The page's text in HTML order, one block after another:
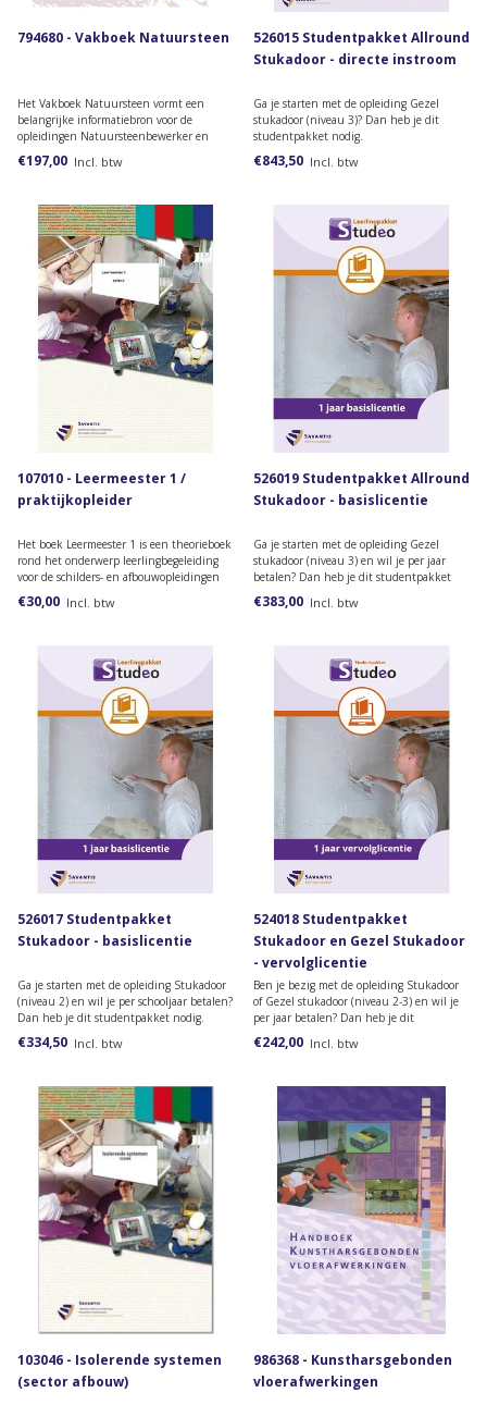
794680 - Vakboek Natuursteen
Het Vakboek Natuursteen vormt een
belangrijke informatiebron voor de
opleidingen Natuursteenbewerker en
Allround natuursteenbewerker. Daarnaast
is het een naslagwerk en inspiratiebron
€197,00 Incl. btw
526015 Studentpakket Allround
Stukadoor - directe instroom
Ga je starten met de opleiding Gezel
stukadoor (niveau 3)? Dan heb je dit
studentpakket nodig.
€843,50 Incl. btw
107010 - Leermeester 1 /
praktijkopleider
Het boek Leermeester 1 is een theorieboek
rond het onderwerp leerlingbegeleiding
voor de schilders- en afbouwopleidingen
vanaf niveau 3.
€30,00 Incl. btw
526019 Studentpakket Allround
Stukadoor - basislicentie
Ga je starten met de opleiding Gezel
stukadoor (niveau 3) en wil je per jaar
betalen? Dan heb je dit studentpakket
nodig.
€383,00 Incl. btw
526017 Studentpakket
Stukadoor - basislicentie
Ga je starten met de opleiding Stukadoor
(niveau 2) en wil je per schooljaar betalen?
Dan heb je dit studentpakket nodig.
€334,50 Incl. btw
524018 Studentpakket
Stukadoor en Gezel Stukadoor
- vervolglicentie
Ben je bezig met de opleiding Stukadoor
of Gezel stukadoor (niveau 2-3) en wil je
per jaar betalen? Dan heb je dit
studentpakket nodig. Dit is de
vervolglicentie voor 1 jaar.
€242,00 Incl. btw
103046 - Isolerende systemen
(sector afbouw)
986368 - Kunstharsgebonden
vloerafwerkingen